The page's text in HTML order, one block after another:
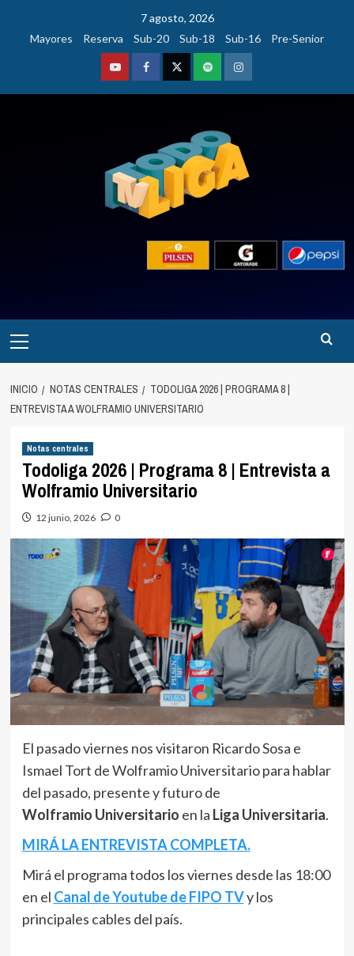
contenido
7 agosto, 2026
Mayores
Reserva Sub-20 Sub-18 Sub-16 Pre-Senior
YoutubeFacebookTwitterPodcastInstagram
principal
INICIO NOTAS CENTRALES
TODOLIGA 2026 | PROGRAMA 8 |
ENTREVISTA A WOLFRAMIO UNIVERSITARIO
Notas centrales
Todoliga 2026 | Programa 8 | Entrevista a
Wolframio Universitario
12 junio, 2026 0
El pasado viernes nos visitaron Ricardo Sosa e
Ismael Tort de Wolframio Universitario para hablar
del pasado, presente y futuro de
Wolframio Universitario en la Liga Universitaria.
MIRÁ LA ENTREVISTA COMPLETA.
Mirá el programa todos los viernes desde las 18:00
en el Canal de Youtube de FIPO TVy los
principales cables del país.